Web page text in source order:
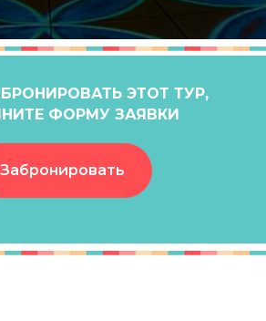
ЭТОТ ТУР,
ФОРМУ ЗАЯВКИ
Забронировать